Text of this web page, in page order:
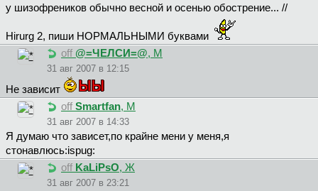
у шизофреников обычно весной и осенью обострение... //
Hirurg 2, пиши НОРМАЛЬНЫМИ буквами
off @=ЧEЛCИ=@, М
31 авг 2007 в 12:15
Не зависит
off Smartfan, М
31 авг 2007 в 14:33
Я думаю что зависет,по крайне мени у меня,я
стонавлюсь:ispug:
off KaLiPsO, Ж
31 авг 2007 в 23:21